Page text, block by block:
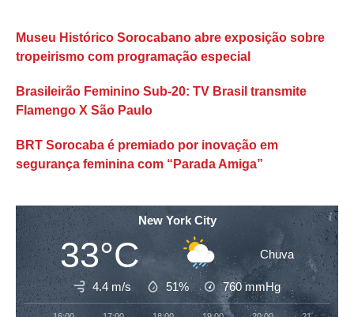
Museu Histórico Sorocabano abre exposição sobre
tropeirismo com programação especial
Brasileirão Feminino Sub-20: TV Brasil transmite
Flamengo X São Paulo
BRT Sorocaba é premiado por inovação em
segurança feminina com “Parada Amiga”
New York City
33°C Chuva
4.4 m/s 51% 760mmHg